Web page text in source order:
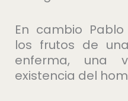
En cambio
los frutos de
enferma, una
existencia del